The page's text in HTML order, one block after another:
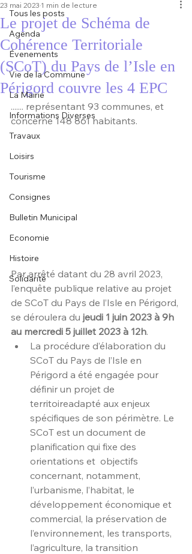
Tous les posts
Agenda
Évenements
Vie de la Commune
La Mairie
Informations Diverses
Travaux
Loisirs
Tourisme
Consignes
Bulletin Municipal
Economie
Histoire
Solidarité
Le projet de Schéma de
Cohérence Territoriale
(SCoT) du Pays de l’Isle en
Périgord couvre les 4 EPC
23 mai 2023 1 min de lecture
....... représentant 93 communes, et
concerne 148 861 habitants.
Par arrêté datant du 28 avril 2023,
l’enquête publique relative au projet
de SCoT du Pays de l’Isle en Périgord,
se déroulera du jeudi 1 juin 2023 à 9h
au mercredi 5 juillet 2023 à 12h.
La procédure d’élaboration du
SCoT du Pays de l’Isle en
Périgord a été engagée pour
définir un projet de
territoireadapté aux enjeux
spécifiques de son périmètre. Le
SCoT est un document de
planification qui fixe des
orientations et  objectifs
concernant, notamment,
l’urbanisme, l’habitat, le
développement économique et
commercial, la préservation de
l’environnement, les transports,
l’agriculture, la transition